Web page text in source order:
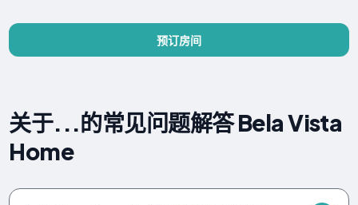
预订房间
关于...的常见问题解答 Bela Vista
Home